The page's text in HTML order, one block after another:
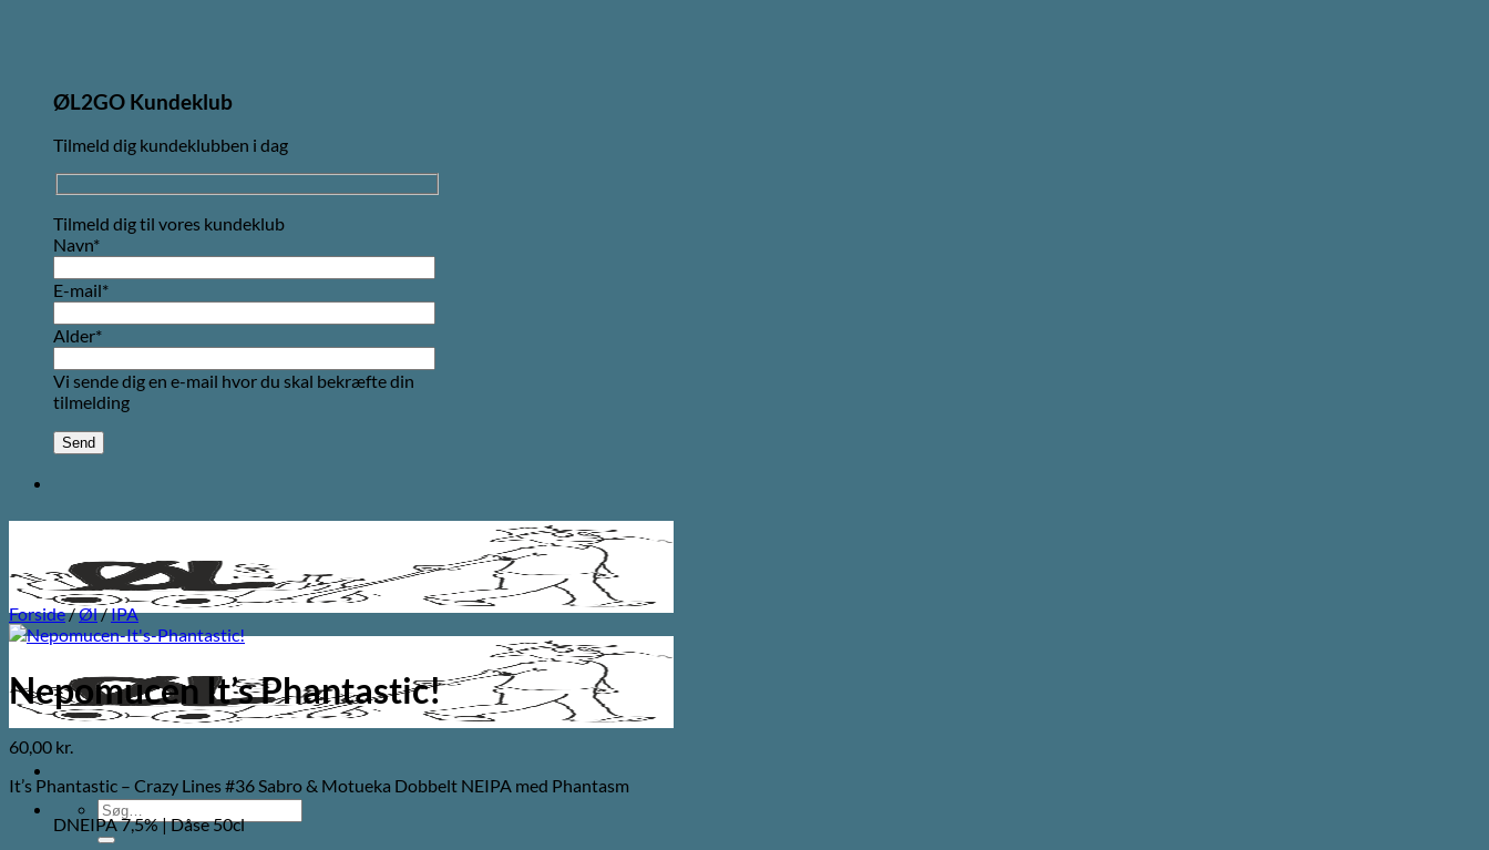
ØL2GO Kundeklub
Tilmeld dig kundeklubben i dag
Tilmeld dig til vores kundeklub
Navn*
E-mail*
Alder*
Vi sende dig en e-mail hvor du skal bekræfte din
tilmelding
Søg
efter:
Forside/Øl/IPA
Nepomucen It’s Phantastic!
60,00 kr.
It’s Phantastic – Crazy Lines #36 Sabro & Motueka Dobbelt NEIPA med Phantasm
DNEIPA 7,5% | Dåse 50cl